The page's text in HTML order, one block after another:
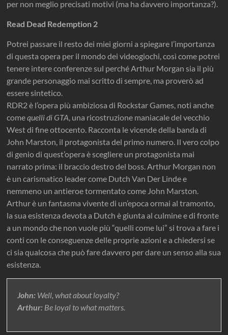
per non meglio precisati motivi (ma ha davvero importanza?).
Read Dead Redemption 2
Potrei passare il resto dei miei giorni a spiegare l’importanza
di questa opera per il mondo dei videogiochi, così come potrei
tenere intere conferenze sul perché Arthur Morgan sia il più
grande personaggio mai scritto di sempre, ma proverò ad
essere sintetico.
RDR2 è l’opera più ambiziosa di Rockstar Games, noti anche
comequelli di GTA, una ricostruzione maniacale del vecchio
West di fine ottocento. Racconta le vicende della banda di
John Marston, il protagonista del primo numero. Il vero colpo
di genio di quest’opera è scegliere un protagonista mai
narrato prima: il braccio destro del boss. Arthur Morgan non
è un carismatico leader come Dutch Van Der Linde e
nemmeno un antieroe tormentato come John Marston.
Arthur è un fantasma vivente di un’epoca ormai al tramonto,
la sua esistenza devota a Dutch è giunta al culmine e di fronte
a un mondo che non vuole più “quelli come lui” si trova a fare i
conti con le conseguenze delle proprie azioni e a chiedersi se
ci sia qualcosa che può fare davvero per dare un senso alla sua
esistenza.
John: Well, what about loyalty?
Arthur: Be loyal to what matters.